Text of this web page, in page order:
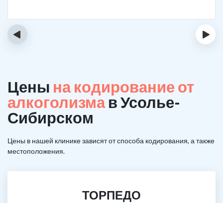
‹ ›
Цены на кодирование от
алкоголизмав Усолье-
Сибирском
Цены в нашей клинике зависят от способа кодирования, а также
местоположения.
ТОРПЕДО